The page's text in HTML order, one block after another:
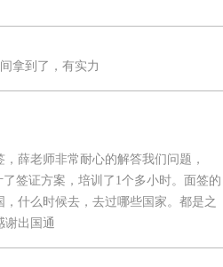
拿到了，有实力
薛老师非常耐心的解答我们问题，
签证方案，培训了1个多小时。面签的
什么时候去，去过哪些国家。都是之
谢出国通